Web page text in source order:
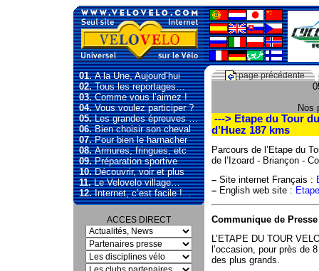
01.A la Une, Aujourd’hui
02.Tous les reportages…
03.Comme vous l’aimez !
04.Vous voulez participer ?
05.Les grandes épreuves …
06.Bien choisir son cheval
07.Pour bien le harnacher
08.Armures, fringues, etc
09.Préparation sportive
10.Découvrir, voir et plus
11.Le Velovelo village…
12.Internet, c’est facile !…
ACCES DIRECT
page précédente
Nos
---> Etape du Tour
d’Huez 187 kms
Parcours de l’Etape du
de l’Izoard - Briançon -
– Site internet Français :
– English web site :
Communique de
L’ETAPE DU TOUR
l’occasion, pour près de
des plus grands.